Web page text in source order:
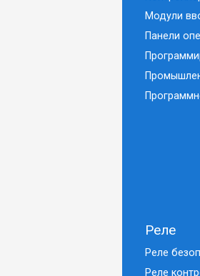
Модули
Панели
Реле
Реле
Реле